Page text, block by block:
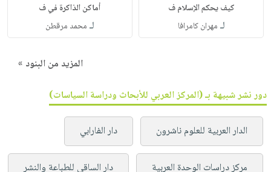
كيف يحكم الإسلام ف
لـ مهران كامرافا
أماكن الذاكرة في ف
لـ محمد مرقطن
المزيد من البنود »
دور نشر شبيهة بـ (المركز العربي للأبحاث ودراسة السياسات)
الدار العربية للعلوم ناشرون دار الفارابي
مركز دراسات الوحدة العربية دار الساقي للطباعة والنشر